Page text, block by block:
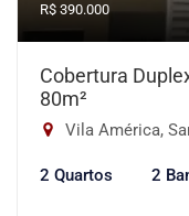
R$ 390.000
Cobertura
80m²
Vila América,
2 Quartos 2